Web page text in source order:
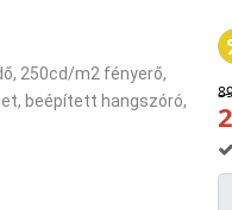
250cd/m2 fényerő,
beépített hangszóró,